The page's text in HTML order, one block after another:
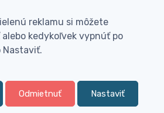
0
reklamu si môžete
kedykoľvek vypnúť po
Odmietnuť Nastaviť